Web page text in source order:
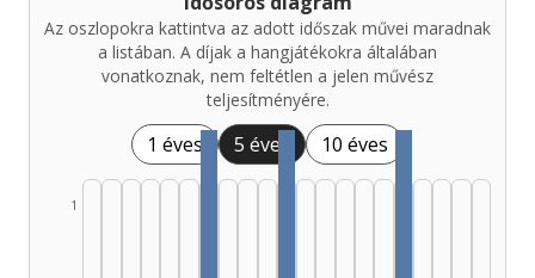
Az oszlopokra kattintva az adott időszak művei maradnak
a listában. A díjak a hangjátékokra általában
vonatkoznak, nem feltétlen a jelen művész
teljesítményére.
1 éves 5 éves 10 éves
1